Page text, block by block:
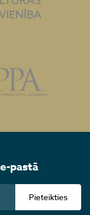
pastā
Pieteikties